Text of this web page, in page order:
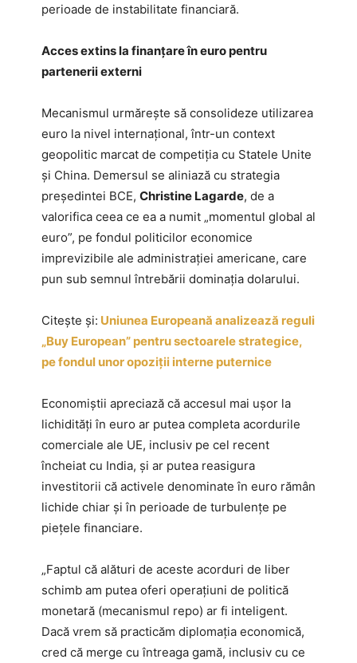
perioade de instabilitate financiară.
Acces extins la finanțare în euro pentru
partenerii externi
Mecanismul urmărește să consolideze utilizarea
euro la nivel internațional, într-un context
geopolitic marcat de competiția cu Statele Unite
și China. Demersul se aliniază cu strategia
președintei BCE, Christine Lagarde, de a
valorifica ceea ce ea a numit „momentul global al
euro”, pe fondul politicilor economice
imprevizibile ale administrației americane, care
pun sub semnul întrebării dominația dolarului.
Citește și: Uniunea Europeană analizează reguli
„Buy European” pentru sectoarele strategice,
pe fondul unor opoziții interne puternice
Economiștii apreciază că accesul mai ușor la
lichidități în euro ar putea completa acordurile
comerciale ale UE, inclusiv pe cel recent
încheiat cu India, și ar putea reasigura
investitorii că activele denominate în euro rămân
lichide chiar și în perioade de turbulențe pe
piețele financiare.
„Faptul că alături de aceste acorduri de liber
schimb am putea oferi operaţiuni de politică
monetară (mecanismul repo) ar fi inteligent.
Dacă vrem să practicăm diplomaţia economică,
cred că merge cu întreaga gamă, inclusiv cu ce